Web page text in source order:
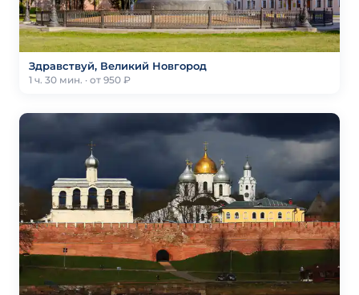
Здравствуй, Великий Новгород
1 ч. 30 мин. · от 950 ₽